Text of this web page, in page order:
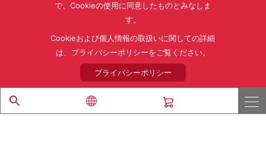
利用目的
プライバシーポリシー
サイトマップ
ローム製品の販売に関する標準契約条件書(PDF)
© 1997 - 2026 ROHM CO., LTD. ALL RIGHTS RESERVED.
で、Cookieの使用に同意したものとみなしま
す。
Cookieおよび個人情報の取扱いに関しての詳細
は、プライバシーポリシーをご覧ください。
プライバシーポリシー